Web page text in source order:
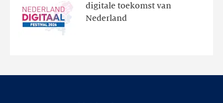
digitale toekomst van
Nederland